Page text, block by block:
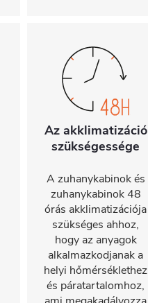
Az akklimatizáció
szükségessége
A zuhanykabinok és
zuhanykabinok 48
órás akklimatizációja
szükséges ahhoz,
hogy az anyagok
alkalmazkodjanak a
helyi hőmérséklethez
és páratartalomhoz,